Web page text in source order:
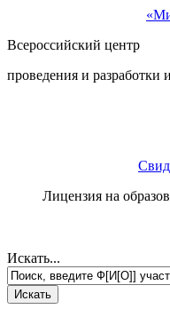
Всероссийский центр
проведения и разработки
Лицензия на
Искать...